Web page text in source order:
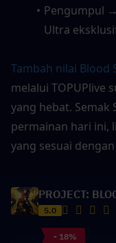
Pengumpul
Ultra
Tambah nilai Blood
melalui TOPUPlive
yang hebat. Semak
permainan hari ini,
yang sesuai
PROJECT:
5.0
- 18%